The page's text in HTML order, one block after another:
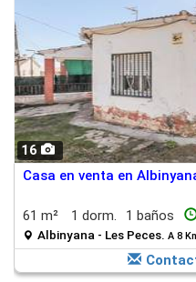
16
Casa en venta en
61 m² 1 dorm. 1 baños
Albinyana - Les Peces. A 8